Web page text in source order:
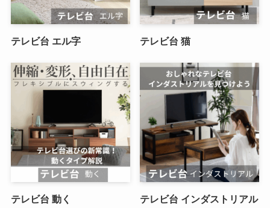
テレビ台 エル字 テレビ台 猫
テレビ台 動く テレビ台 インダストリアル